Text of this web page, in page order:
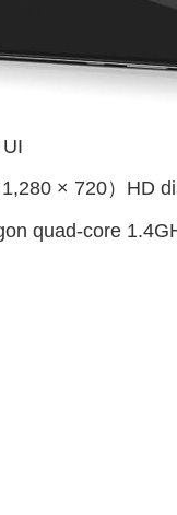
× 720）HD
quad-core